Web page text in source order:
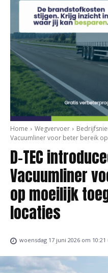
Home Wegvervoer
Vacuumliner voor beter bereik
D-TEC
Vacuumliner
op moeilijk
locaties
woensdag 17 juni 2026 om